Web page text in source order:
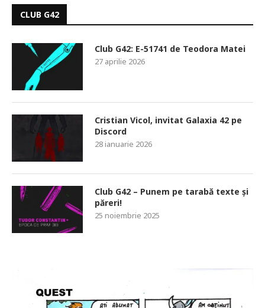
CLUB G42
Club G42: E-51741 de Teodora Matei
27 aprilie 2026
Cristian Vicol, invitat Galaxia 42 pe
Discord
28 ianuarie 2026
Club G42 – Punem pe tarabă texte și
păreri!
25 noiembrie 2025